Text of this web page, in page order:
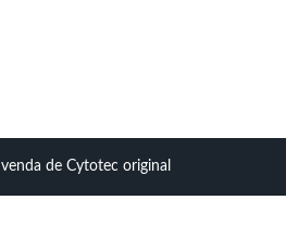
de Cytotec original